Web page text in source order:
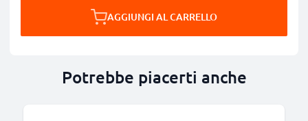
AGGIUNGI AL CARRELLO
Potrebbe piacerti anche